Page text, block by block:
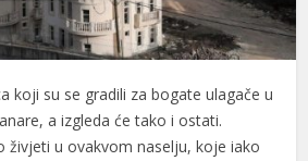
koji su se gradili za bogate ulagače u
a izgleda će tako i ostati.
živjeti u ovakvom naselju, koje iako